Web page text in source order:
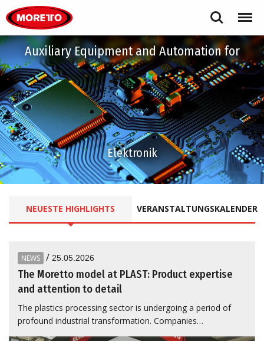
Search Menu
Auxiliary Equipment and Automation for
Elektronik
NEUESTE HIGHLIGHTS VERANSTALTUNGSKALENDER
NEWS / 25.05.2026
The Moretto model at PLAST: Product expertise
and attention to detail
The plastics processing sector is undergoing a period of
profound industrial transformation. Companies…